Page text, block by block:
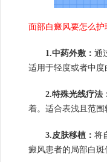
面部白癜风要怎么护
1.中药外敷：通
适用于轻度或者中度
2.特殊光线疗法
着。适合表浅且范围
3.皮肤移植：将
癜风患者的局部白